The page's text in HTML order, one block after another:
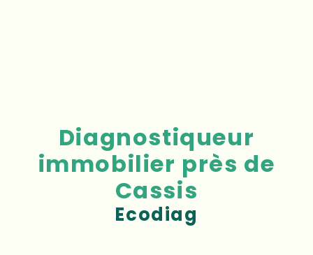
Diagnostiqueur
immobilier près de
Cassis
Ecodiag